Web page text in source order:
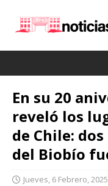
En su 20
reveló los
de Chile:
del Biobío
Jueves, 6 Febrero,